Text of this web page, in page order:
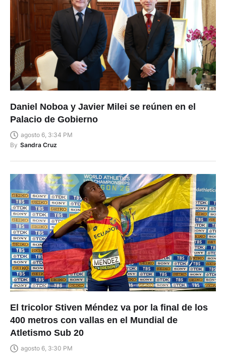
Daniel Noboa y Javier Milei se reúnen en el
Palacio de Gobierno
agosto 6, 3:34 PM
By Sandra Cruz
El tricolor Stiven Méndez va por la final de los
400 metros con vallas en el Mundial de
Atletismo Sub 20
agosto 6, 3:30 PM